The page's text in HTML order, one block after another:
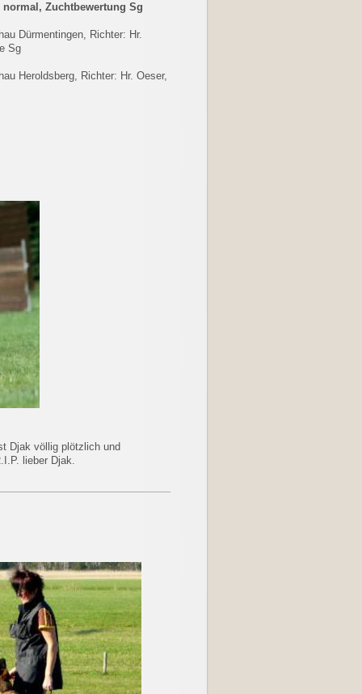
normal, Zuchtbewertung Sg
Dürmentingen, Richter: Hr.
Sg
Heroldsberg, Richter: Hr. Oeser,
Djak völlig plötzlich und
lieber Djak.